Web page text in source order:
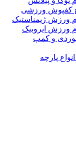
کفپوش ورزشی
ورزش ژیمناستیک
ورزش ایروبیک
و کمپ
پارچه